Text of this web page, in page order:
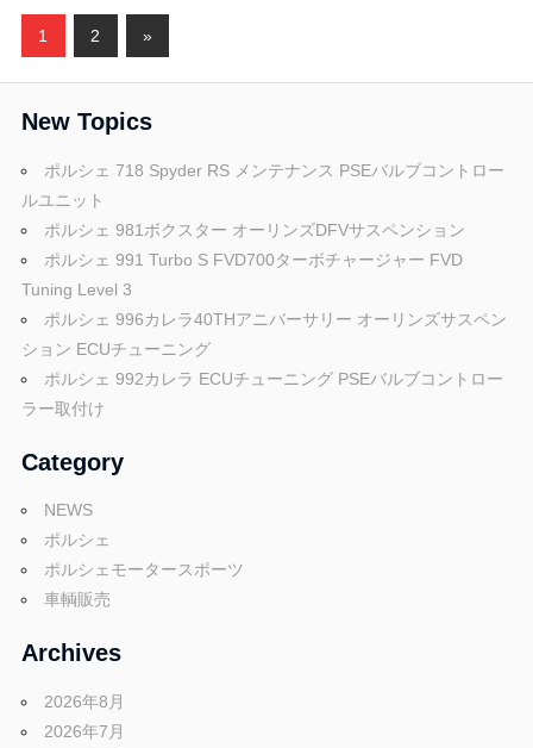
投
稿
ナ
ビ
ゲ
ー
シ
ョ
ン
1 2
次
事
»
New Topics
ポルシェ 718 Spyder RS メンテナンス PSEバルブコントロー
ルユニット
ポルシェ 981ボクスター オーリンズDFVサスペンション
ポルシェ 991 Turbo S FVD700ターボチャージャー FVD
Tuning Level 3
ポルシェ 996カレラ40THアニバーサリー オーリンズサスペン
ション ECUチューニング
ポルシェ 992カレラ ECUチューニング PSEバルブコントロー
ラー取付け
Category
NEWS
ポルシェ
ポルシェモータースポーツ
車輌販売
Archives
2026年8月
2026年7月